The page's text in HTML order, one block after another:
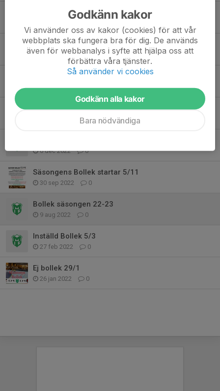
Bolleken startar på lördag!
Bollek 2018-2019
2 maj 2024 0
Nystart Bollek
9 jan 2024 0
Bolleken startar 11/11
0
6 dec 2022 0
Säsongens Bollek startar 5/11
30 sep 2022 0
Bollek säsongen 22-23
9 aug 2022 0
Inställd Bollek 5/3
27 feb 2022 0
Ej bollek 29/1
26 jan 2022 0
Godkänn kakor
Vi använder oss av kakor (cookies) för att vår
webbplats ska fungera bra för dig. De används
även för webbanalys i syfte att hjälpa oss att
förbättra våra tjänster.
Så använder vi cookies
Godkänn alla kakor
Bara nödvändiga